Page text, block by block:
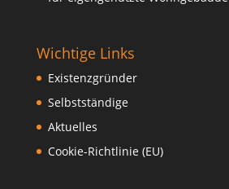
Wichtige Links
Existenzgründer
Selbstständige
Aktuelles
Cookie-Richtlinie (EU)